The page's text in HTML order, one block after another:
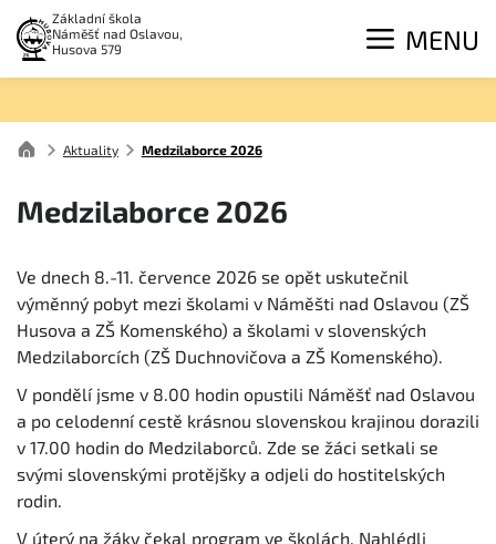
Základní škola
Náměšť nad Oslavou,
Husova 579
MENU
Aktuality Medzilaborce 2026
Medzilaborce 2026
Ve dnech 8.-11. července 2026 se opět uskutečnil
výměnný pobyt mezi školami v Náměšti nad Oslavou (ZŠ
Husova a ZŠ Komenského) a školami v slovenských
Medzilaborcích (ZŠ Duchnovičova a ZŠ Komenského).
V pondělí jsme v 8.00 hodin opustili Náměšť nad Oslavou
a po celodenní cestě krásnou slovenskou krajinou dorazili
v 17.00 hodin do Medzilaborců. Zde se žáci setkali se
svými slovenskými protějšky a odjeli do hostitelských
rodin.
V úterý na žáky čekal program ve školách. Nahlédli